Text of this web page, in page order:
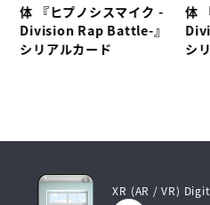
体 『ヒプノシスマイク -
Division Rap Battle-』
シリアルカード
体
シ
XR (AR / VR)